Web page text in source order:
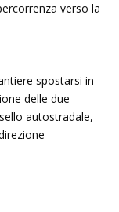
verso la
spostarsi in
delle due
autostradale,